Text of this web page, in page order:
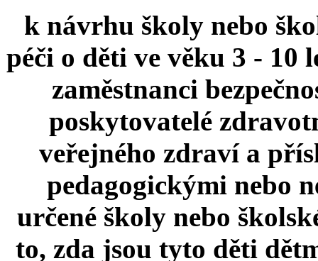
k návrhu školy nebo
péči o děti ve věku 3 - 10
zaměstnanci
poskytovatelé
veřejného zdraví a
pedagogickými nebo
určené školy nebo
to, zda jsou tyto děti